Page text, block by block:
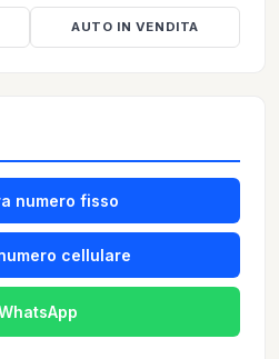
AUTO IN VENDITA
numero fisso
cellulare